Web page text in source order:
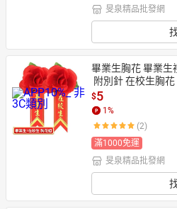
電子/紙本書
HOT
旻泉精品批發網
畢業生胸花 畢業生
附別針 在校生胸
人造花【APP滿額
00點)】8/31止
$5
1 %
(2)
滿1000免運
旻泉精品批發網